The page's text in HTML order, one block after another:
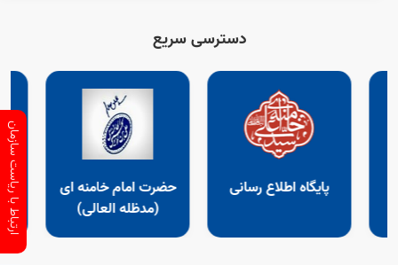
دسترسی سریع
پایگاه اطلاع رسانی
حضرت امام خامنه ای
(مدظله العالی)
ارتباط با ریاست سازمان